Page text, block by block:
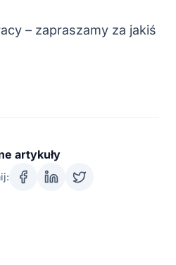
– zapraszamy za jakiś
artykuły